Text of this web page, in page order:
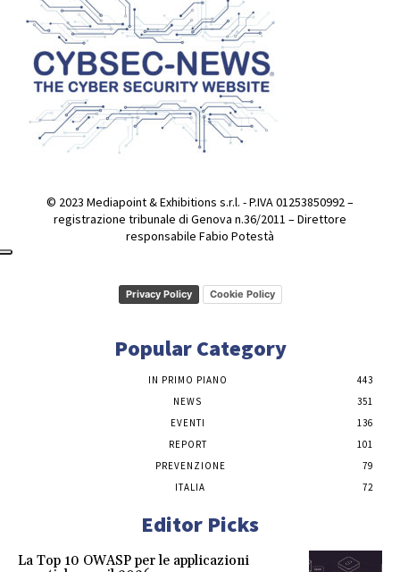
© 2023 Mediapoint & Exhibitions s.r.l. - P.IVA 01253850992 –
registrazione tribunale di Genova n.36/2011 – Direttore
responsabile Fabio Potestà
Privacy Policy Cookie Policy
Popular Category
IN PRIMO PIANO
443
NEWS
351
EVENTI
136
REPORT
101
PREVENZIONE
79
ITALIA
72
Editor Picks
La Top 10 OWASP per le applicazioni